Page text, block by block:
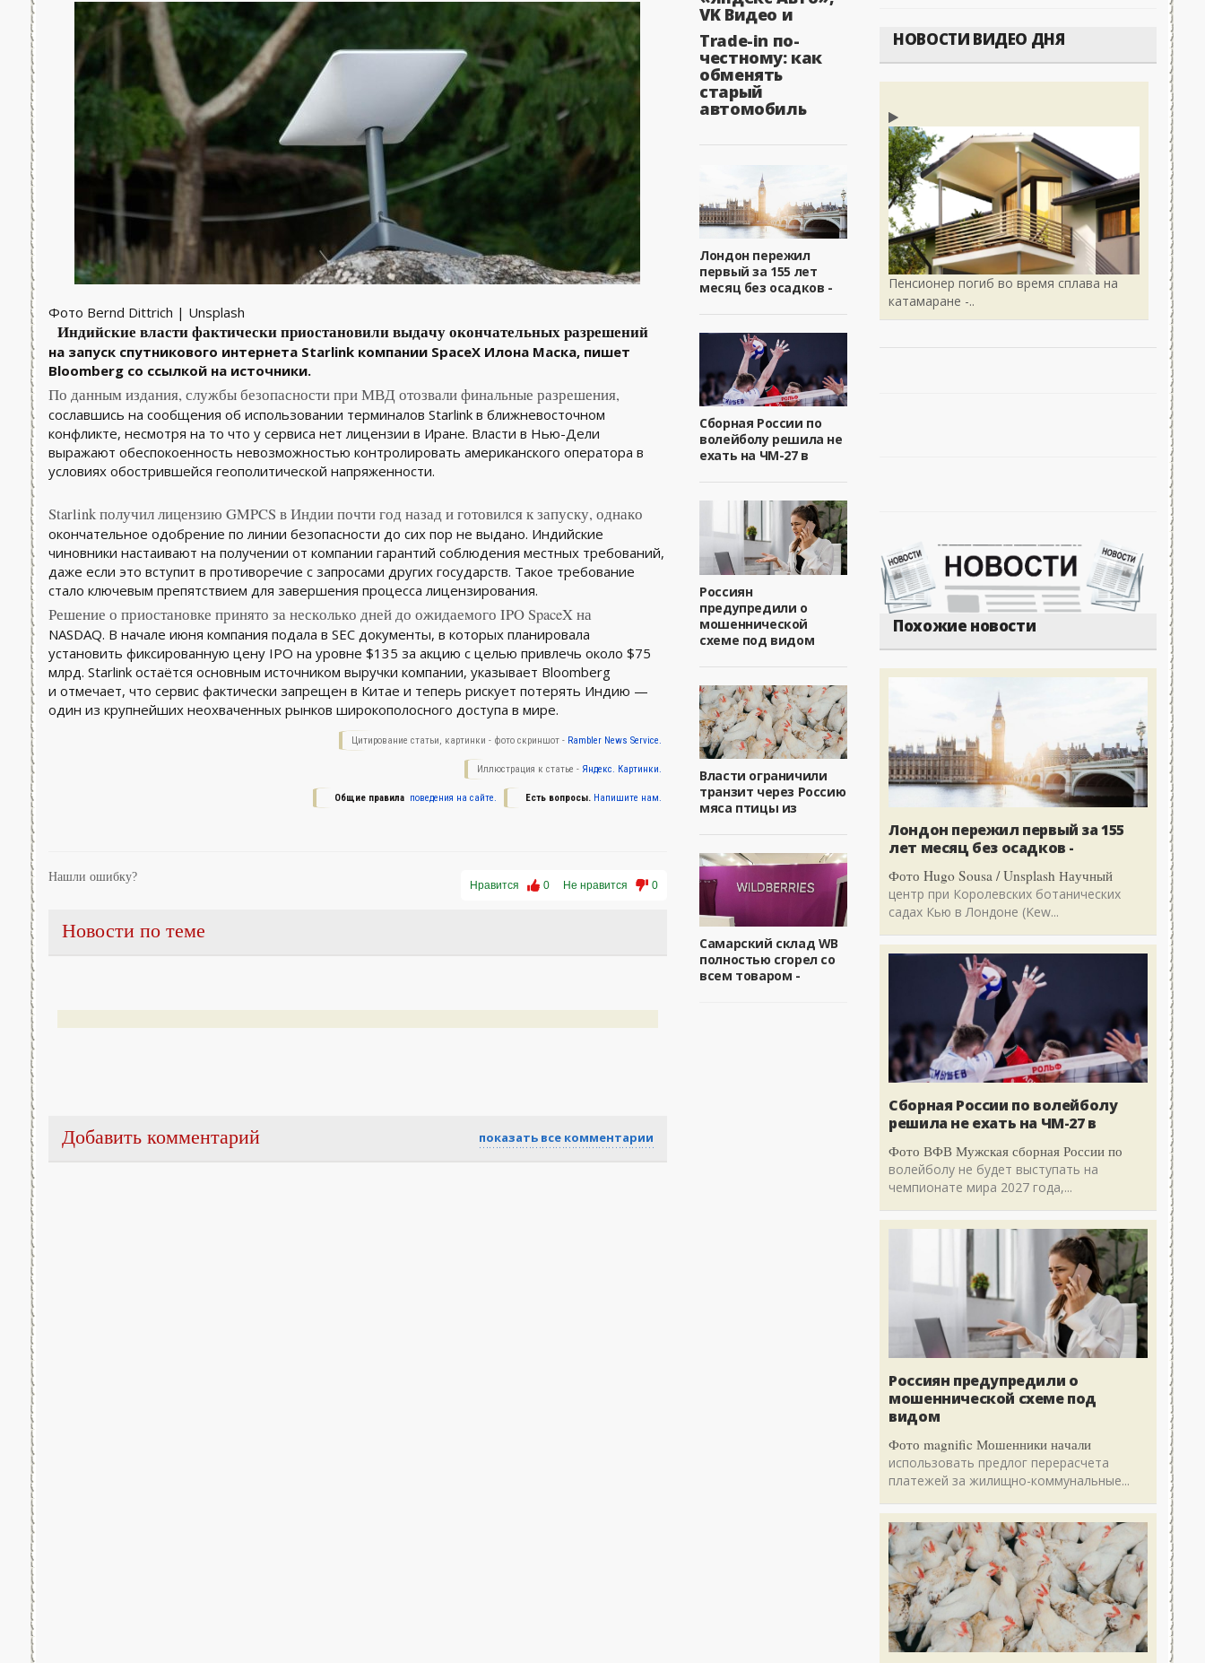
Фото Bernd Dittrich | Unsplash
Индийские власти фактически приостановили выдачу окончательных разрешений
на запуск спутникового интернета Starlink компании SpaceX Илона Маска, пишет
Bloomberg со ссылкой на источники.
По данным издания, службы безопасности при МВД отозвали финальные разрешения,
сославшись на сообщения об использовании терминалов Starlink в ближневосточном
конфликте, несмотря на то что у сервиса нет лицензии в Иране. Власти в Нью-Дели
выражают обеспокоенность невозможностью контролировать американского оператора в
условиях обострившейся геополитической напряженности.
Starlink получил лицензию GMPCS в Индии почти год назад и готовился к запуску, однако
окончательное одобрение по линии безопасности до сих пор не выдано. Индийские
чиновники настаивают на получении от компании гарантий соблюдения местных требований,
даже если это вступит в противоречие с запросами других государств. Такое требование
стало ключевым препятствием для завершения процесса лицензирования.
Решение о приостановке принято за несколько дней до ожидаемого IPO SpaceX на
NASDAQ. В начале июня компания подала в SEC документы, в которых планировала
установить фиксированную цену IPO на уровне $135 за акцию с целью привлечь около $75
млрд. Starlink остаётся основным источником выручки компании, указывает Bloomberg
и отмечает, что сервис фактически запрещен в Китае и теперь рискует потерять Индию —
один из крупнейших неохваченных рынков широкополосного доступа в мирe.
Цитирование статьи, картинки - фото скриншот - Rambler News Service.
Иллюстрация к статье - Яндекс. Картинки.
Есть вопросы. Напишите нам.
Общие правила поведения на сайте.
Нравится 0 Не нравится 0
Нашли ошибку?
Новости по теме
Добавить комментарий показать все комментарии
VK Видео и
Trade-in по-
честному: как
обменять
старый
автомобиль
Лондон пережил
первый за 155 лет
месяц без осадков -
Сборная России по
волейболу решила не
ехать на ЧМ-27 в
Россиян
предупредили о
мошеннической
схеме под видом
Власти ограничили
транзит через Россию
мяса птицы из
Самарский склад WB
полностью сгорел со
всем товаром -
НОВОСТИ ВИДЕО ДНЯ
Пенсионер погиб во время сплава на
катамаране -..
Похожие новости
Лондон пережил первый за 155
лет месяц без осадков -
Фото Hugo Sousa / Unsplash Научный
центр при Королевских ботанических
садах Кью в Лондоне (Kew...
Сборная России по волейболу
решила не ехать на ЧМ-27 в
Фото ВФВ Мужская сборная России по
волейболу не будет выступать на
чемпионате мира 2027 года,...
Россиян предупредили о
мошеннической схеме под
видом
Фото magnific Мошенники начали
использовать предлог перерасчета
платежей за жилищно-коммунальные...